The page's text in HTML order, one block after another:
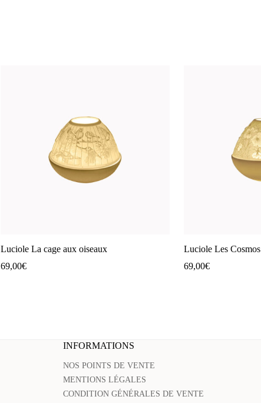
Luciole La cage aux oiseaux
69,00€
Luciole Les Cosmos
69,00€
INFORMATIONS
NOS POINTS DE VENTE
MENTIONS LÉGALES
CONDITION GÉNÉRALES DE VENTE